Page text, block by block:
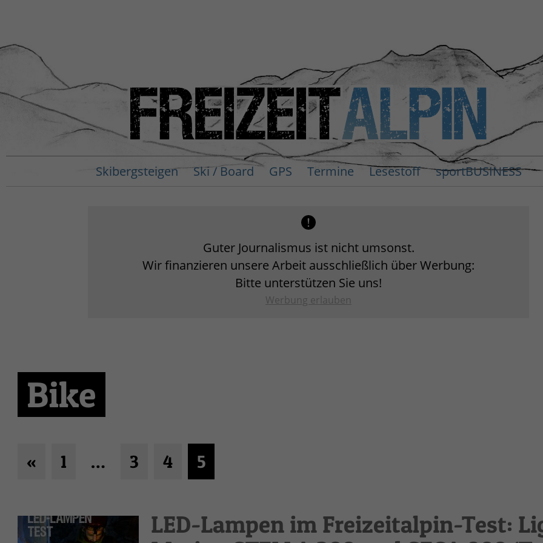
Skibergsteigen Ski / Board GPS Termine Lesestoff sportBUSINESS
Guter Journalismus ist nicht umsonst.
Wir finanzieren unsere Arbeit ausschließlich über Werbung:
Bitte unterstützen Sie uns!
Werbung erlauben
Bike
« 1 … 3 4 5
LED-Lampen im Freizeitalpin-Test: